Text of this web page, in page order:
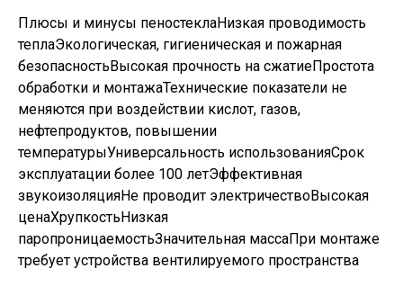
Плюсы и минусы пеностеклаНизкая проводимость
теплаЭкологическая, гигиеническая и пожарная
безопасностьВысокая прочность на сжатиеПростота
обработки и монтажаТехнические показатели не
меняются при воздействии кислот, газов,
нефтепродуктов, повышении
температурыУниверсальность использованияСрок
эксплуатации более 100 летЭффективная
звукоизоляцияНе проводит электричествоВысокая
ценаХрупкостьНизкая
паропроницаемостьЗначительная массаПри монтаже
требует устройства вентилируемого пространства